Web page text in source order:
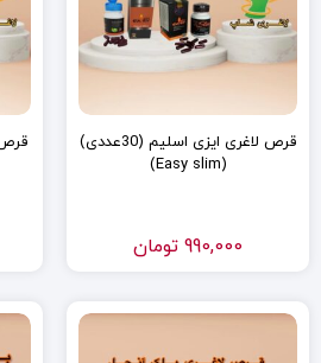
قرص لاغری ایزی اسلیم (30عددی)
(Easy slim)
990,000 تومان